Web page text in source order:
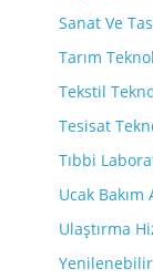
Sanat Ve
Tarım
Tekstil
Tesisat
Tıbbi
Ucak Bakım
Ulaştırma